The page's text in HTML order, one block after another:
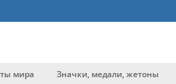
мира Значки, медали, жетоны